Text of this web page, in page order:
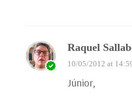
Raquel
10/05/2012 at
Júnior,